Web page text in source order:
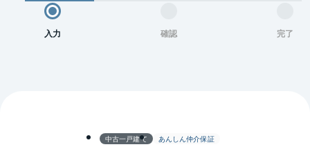
入力 確認 完了
中古一戸建て あんしん仲介保証